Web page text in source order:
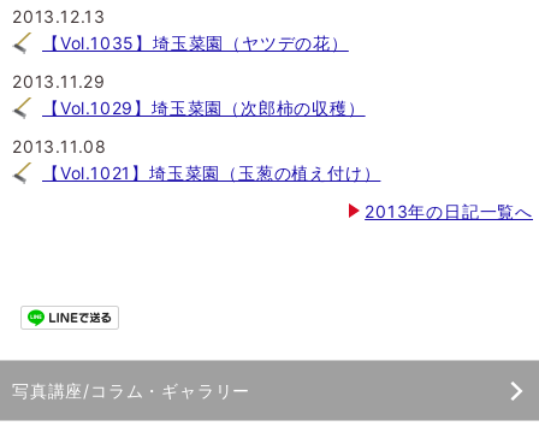
2013.12.13
【Vol.1035】埼玉菜園（ヤツデの花）
2013.11.29
【Vol.1029】埼玉菜園（次郎柿の収穫）
2013.11.08
【Vol.1021】埼玉菜園（玉葱の植え付け）
2013年の日記一覧へ
写真講座/コラム・ギャラリー